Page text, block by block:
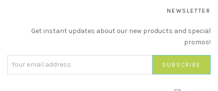
NEWSLETTER
Get instant updates about our new products and special
promos!